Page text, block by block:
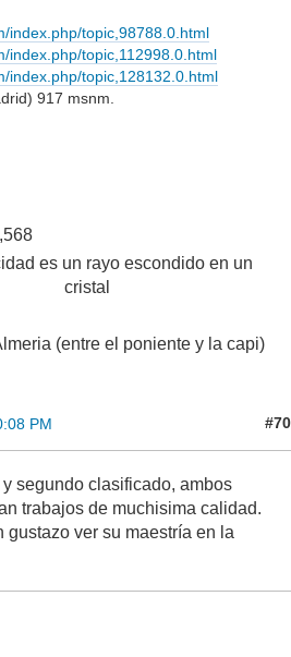
index.php/topic,98788.0.html
index.php/topic,112998.0.html
index.php/topic,128132.0.html
917 msnm.
es un rayo escondido en un
cristal
(entre el poniente y la capi)
PM #70
segundo clasificado, ambos
trabajos de muchisima calidad.
gustazo ver su maestría en la